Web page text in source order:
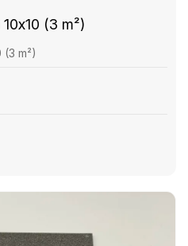
(3 m²)
(3 m²)